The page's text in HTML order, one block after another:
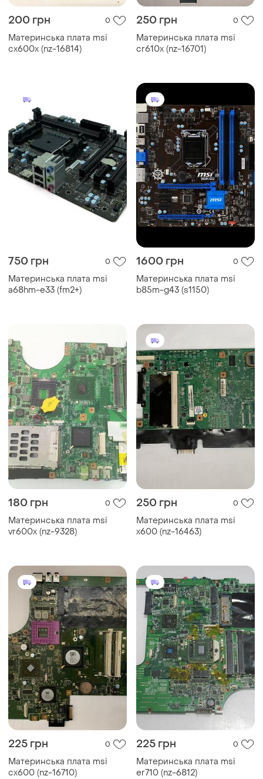
200 грн 0
Материнська плата msi
cx600x (nz-16814)
250 грн 0
Материнська плата msi
cr610x (nz-16701)
750 грн 0
Материнська плата msi
a68hm-e33 (fm2+)
1600 грн 0
Материнська плата msi
b85m-g43 (s1150)
180 грн 0
Материнська плата msi
vr600x (nz-9328)
250 грн 0
Материнська плата msi
x600 (nz-16463)
225 грн 0
Материнська плата msi
cx600 (nz-16710)
225 грн 0
Материнська плата msi
er710 (nz-6812)